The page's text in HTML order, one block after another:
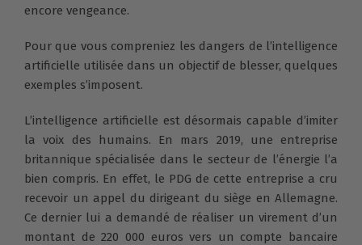
encore vengeance.
Pour que vous compreniez les dangers de l’intelligence
artificielle utilisée dans un objectif de blesser, quelques
exemples s’imposent.
L’intelligence artificielle est désormais capable d’imiter
la voix des humains. En mars 2019, une entreprise
britannique spécialisée dans le secteur de l’énergie l’a
bien compris. En effet, le PDG de cette entreprise a cru
recevoir un appel du dirigeant du siège en Allemagne.
Ce dernier lui a demandé de réaliser un virement d’un
montant de 220 000 euros vers un compte bancaire